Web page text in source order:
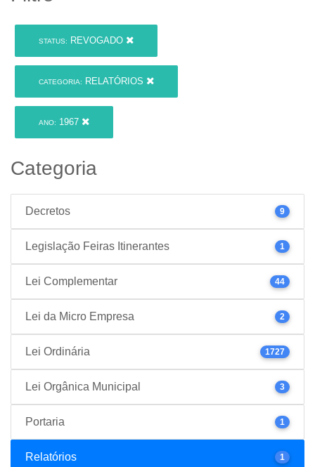
STATUS: REVOGADO
CATEGORIA: RELATÓRIOS
ANO: 1967
Categoria
Decretos 9
Legislação Feiras Itinerantes 1
Lei Complementar 44
Lei da Micro Empresa 2
Lei Ordinária 1727
Lei Orgânica Municipal 3
Portaria 1
Relatórios 1